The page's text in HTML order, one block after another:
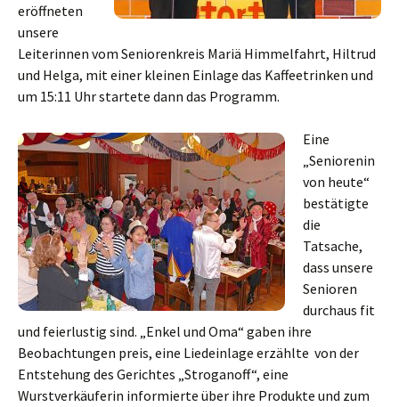
eröffneten
unsere
Leiterinnen vom Seniorenkreis Mariä Himmelfahrt, Hiltrud
und Helga, mit einer kleinen Einlage das Kaffeetrinken und
um 15:11 Uhr startete dann das Programm.
Eine
„Seniorenin
von heute“
bestätigte
die
Tatsache,
dass unsere
Senioren
durchaus fit
und feierlustig sind. „Enkel und Oma“ gaben ihre
Beobachtungen preis, eine Liedeinlage erzählte von der
Entstehung des Gerichtes „Stroganoff“, eine
Wurstverkäuferin informierte über ihre Produkte und zum